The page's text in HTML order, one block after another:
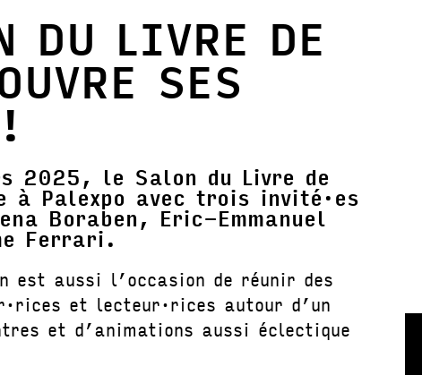
DU LIVRE DE
SES
2025, le Salon du Livre de
à Palexpo avec trois invité·es
Boraben, Eric-Emmanuel
Ferrari.
est aussi l’occasion de réunir des
et lecteur·rices autour d’un
et d’animations aussi éclectique